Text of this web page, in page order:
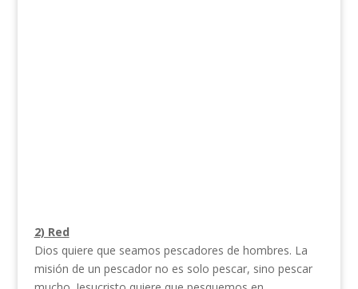
2) Red
Dios quiere que seamos pescadores de hombres. La
misión de un pescador no es solo pescar, sino pescar